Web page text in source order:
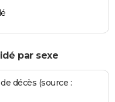
par sexe
décès (source :